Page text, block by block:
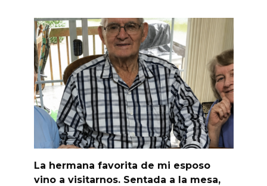
La hermana favorita de mi esposo
vino a visitarnos. Sentada a la mesa,